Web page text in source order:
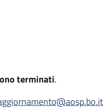
terminati.